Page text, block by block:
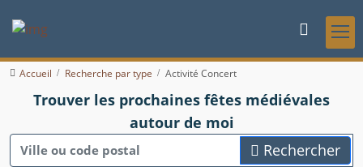
Accueil Recherche par type Activité Concert
Trouver les prochaines fêtes médiévales
autour de moi
Rechercher